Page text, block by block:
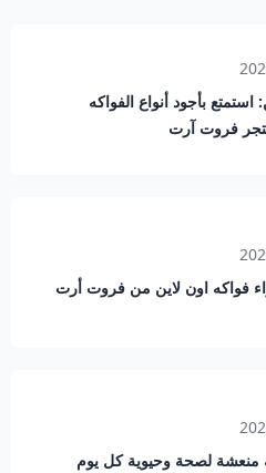
استمتع بأجود أنواع الفواكه
فروت آرت
فواكه اون لاين من فروت أرت
منعشة لصحة وحيوية كل يوم